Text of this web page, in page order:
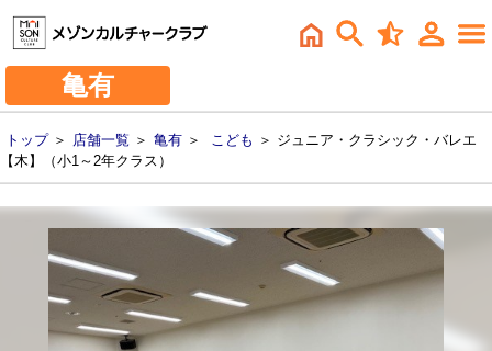
亀有
トップ＞ 店舗一覧 ＞ 亀有 ＞ こども ＞ ジュニア・クラシック・バレエ
【木】（小1～2年クラス）